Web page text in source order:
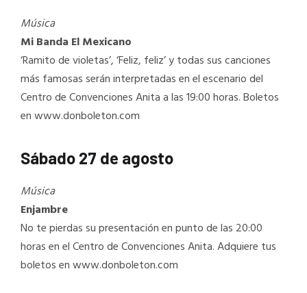
Música
Mi Banda El Mexicano
‘Ramito de violetas’, ‘Feliz, feliz’ y todas sus canciones
más famosas serán interpretadas en el escenario del
Centro de Convenciones Anita a las 19:00 horas. Boletos
en www.donboleton.com
Sábado 27 de agosto
Música
Enjambre
No te pierdas su presentación en punto de las 20:00
horas en el Centro de Convenciones Anita. Adquiere tus
boletos en www.donboleton.com